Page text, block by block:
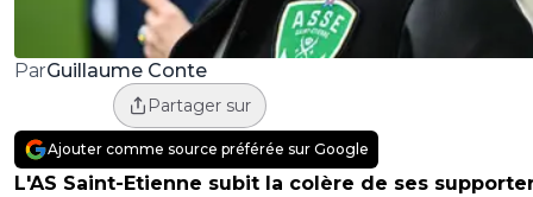
ParGuillaume Conte
Partager sur
Ajouter comme source préférée sur Google
L'AS Saint-Etienne subit la colère de ses